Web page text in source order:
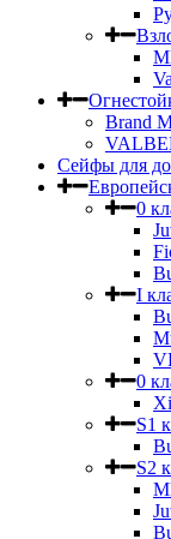
Brand
Сейфы для
0
I
0
S1
S2